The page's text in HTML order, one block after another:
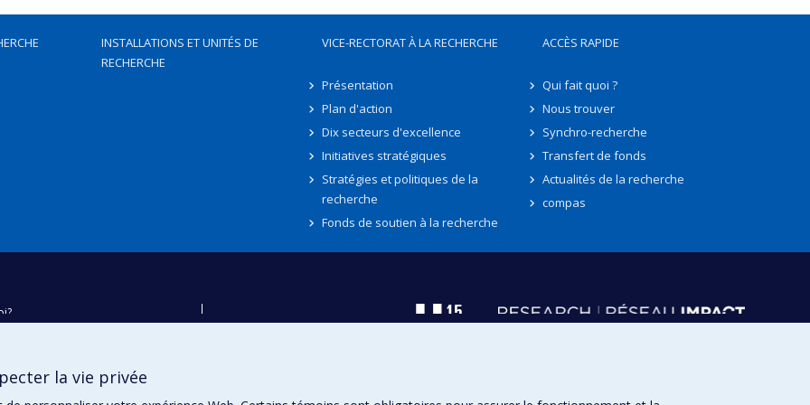
INSTALLATIONS ET UNITÉS DE
RECHERCHE
VICE-RECTORAT À LA RECHERCHE
Présentation
Plan d'action
Dix secteurs d'excellence
Initiatives stratégiques
Stratégies et politiques de la
recherche
Fonds de soutien à la recherche
ACCÈS RAPIDE
Qui fait quoi ?
Nous trouver
Synchro-recherche
Transfert de fonds
Actualités de la recherche
compas
la vie privée